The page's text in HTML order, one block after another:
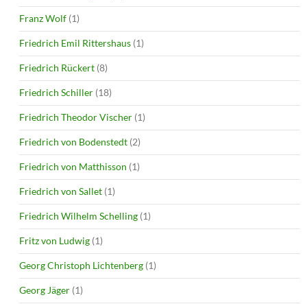
Franz Wolf (1)
Friedrich Emil Rittershaus (1)
Friedrich Rückert (8)
Friedrich Schiller (18)
Friedrich Theodor Vischer (1)
Friedrich von Bodenstedt (2)
Friedrich von Matthisson (1)
Friedrich von Sallet (1)
Friedrich Wilhelm Schelling (1)
Fritz von Ludwig (1)
Georg Christoph Lichtenberg (1)
Georg Jäger (1)